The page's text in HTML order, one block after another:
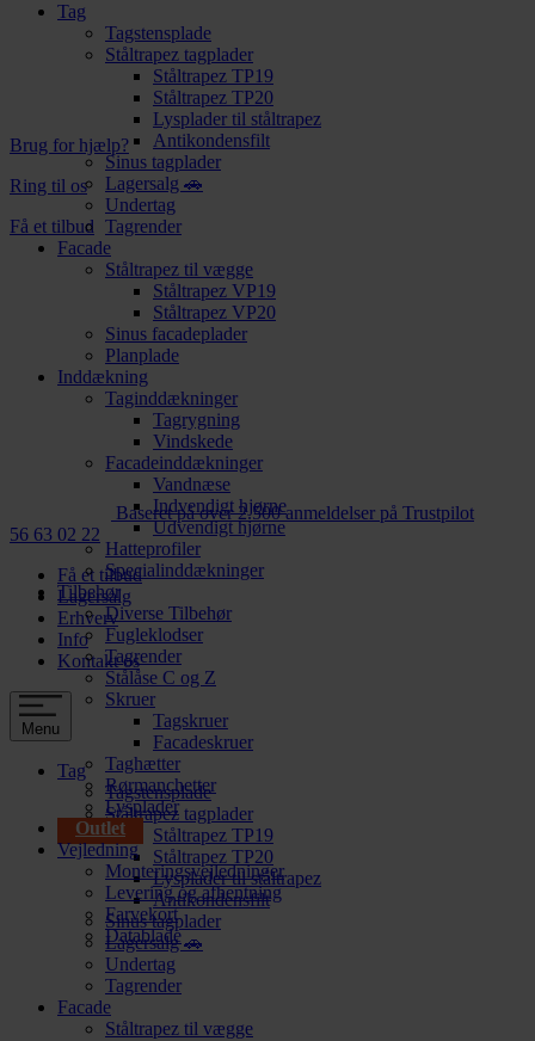
Tag
Tagstensplade
Ståltrapez tagplader
Ståltrapez TP19
Ståltrapez TP20
Lysplader til ståltrapez
Antikondensfilt
Sinus tagplader
Lagersalg 🚗
Undertag
Tagrender
Facade
Ståltrapez til vægge
Ståltrapez VP19
Ståltrapez VP20
Sinus facadeplader
Planplade
Inddækning
Taginddækninger
Tagrygning
Vindskede
Facadeinddækninger
Vandnæse
Indvendigt hjørne
Udvendigt hjørne
Hatteprofiler
Specialinddækninger
Tilbehør
Diverse Tilbehør
Fugleklodser
Tagrender
Stålåse C og Z
Skruer
Tagskruer
Facadeskruer
Taghætter
Rørmanchetter
Lysplader
Outlet
Vejledning
Monteringsvejledninger
Levering og afhentning
Farvekort
Datablade
Brug for hjælp?
Ring til os
Få et tilbud
Baseret på over 2.500 anmeldelser på Trustpilot
56 63 02 22
Få et tilbud
Lagersalg
Erhverv
Info
Kontakt os
Menu
Tag
Tagstensplade
Ståltrapez tagplader
Ståltrapez TP19
Ståltrapez TP20
Lysplader til ståltrapez
Antikondensfilt
Sinus tagplader
Lagersalg 🚗
Undertag
Tagrender
Facade
Ståltrapez til vægge